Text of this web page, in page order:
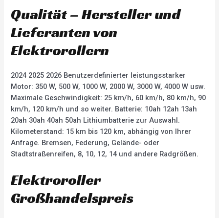
Qualität – Hersteller und
Lieferanten von
Elektrorollern
2024 2025 2026 Benutzerdefinierter leistungsstarker
Motor: 350 W, 500 W, 1000 W, 2000 W, 3000 W, 4000 W usw.
Maximale Geschwindigkeit: 25 km/h, 60 km/h, 80 km/h, 90
km/h, 120 km/h und so weiter. Batterie: 10ah 12ah 13ah
20ah 30ah 40ah 50ah Lithiumbatterie zur Auswahl.
Kilometerstand: 15 km bis 120 km, abhängig von Ihrer
Anfrage. Bremsen, Federung, Gelände- oder
Stadtstraßenreifen, 8, 10, 12, 14 und andere Radgrößen.
Elektroroller
Großhandelspreis